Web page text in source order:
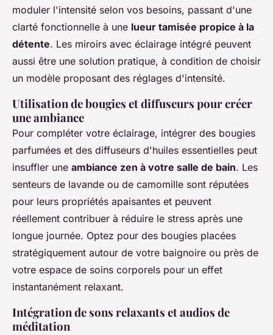
moduler l'intensité selon vos besoins, passant d'une
clarté fonctionnelle à une lueur tamisée propice à la
détente. Les miroirs avec éclairage intégré peuvent
aussi être une solution pratique, à condition de choisir
un modèle proposant des réglages d'intensité.
Utilisation de bougies et diffuseurs pour créer
une ambiance
Pour compléter votre éclairage, intégrer des bougies
parfumées et des diffuseurs d'huiles essentielles peut
insuffler une ambiance zen à votre salle de bain. Les
senteurs de lavande ou de camomille sont réputées
pour leurs propriétés apaisantes et peuvent
réellement contribuer à réduire le stress après une
longue journée. Optez pour des bougies placées
stratégiquement autour de votre baignoire ou près de
votre espace de soins corporels pour un effet
instantanément relaxant.
Intégration de sons relaxants et audios de
méditation